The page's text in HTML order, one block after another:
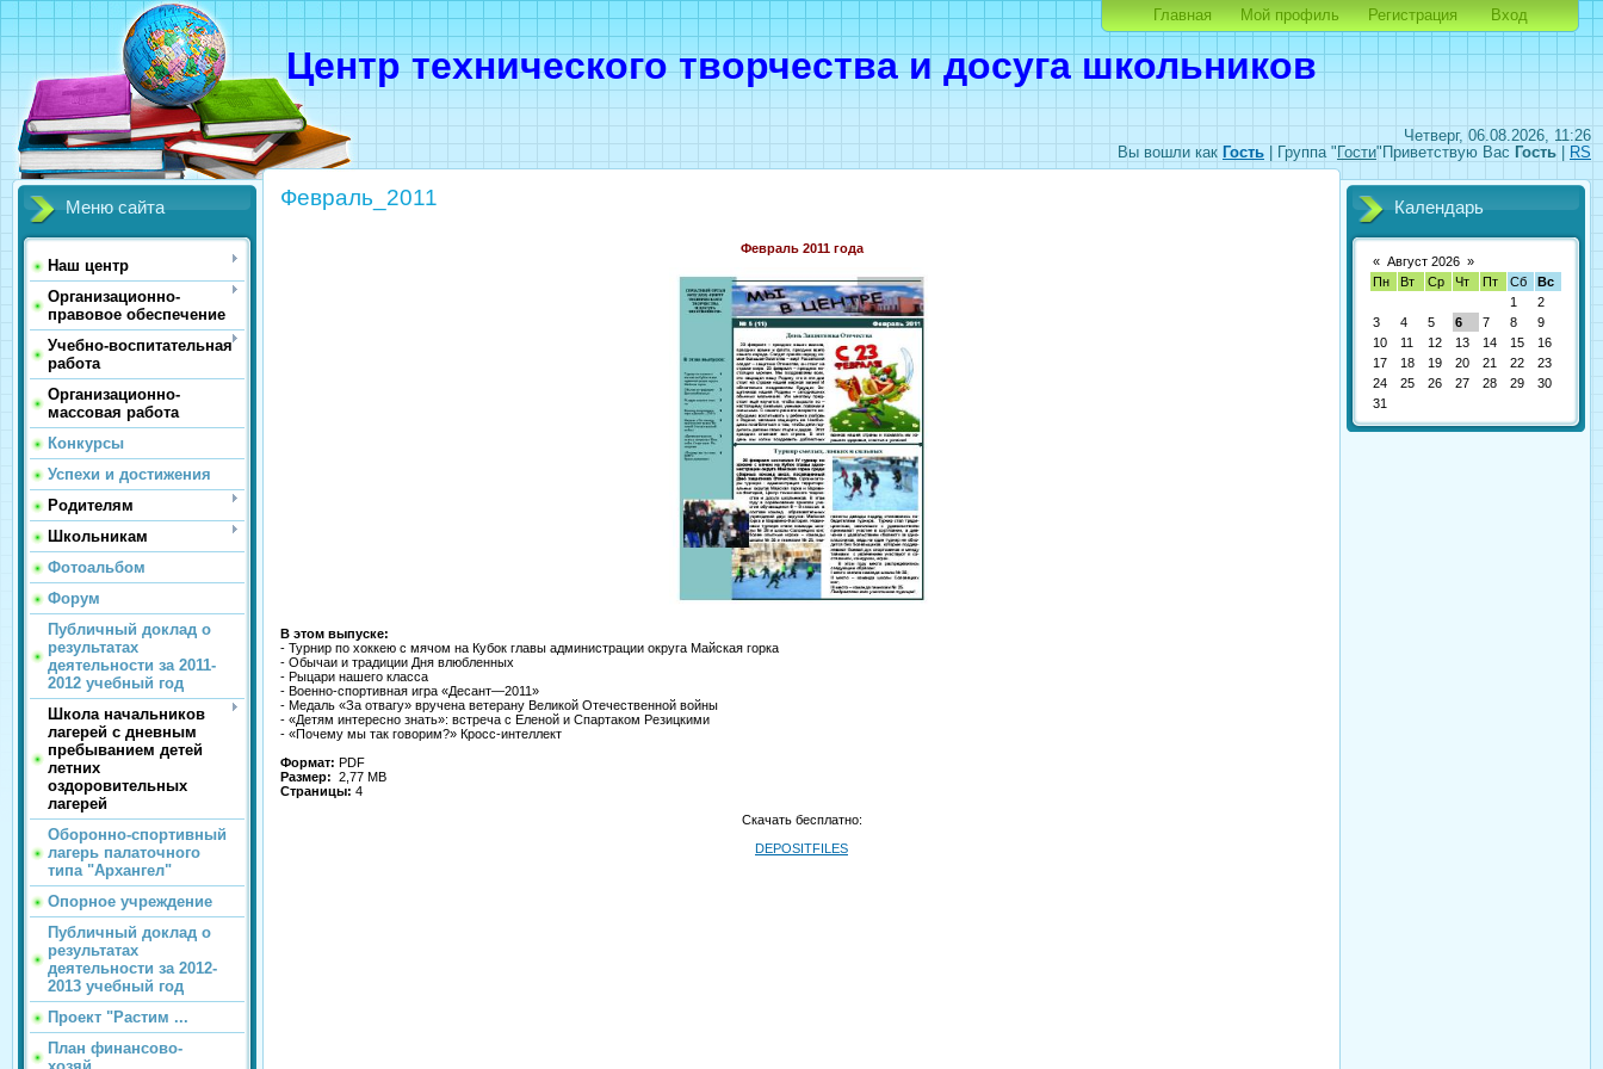
Четверг, 06.08.2026, 11:26
Вы вошли как Гость Группа" Гости" Приветствую Вас Гость RS
Главная Мой профиль Регистрация Вход
Центр технического творчества и досуга школьников
Меню сайта
Наш центр
Организационно-
правовое обеспечение
Учебно-воспитательная
работа
Организационно-
массовая работа
Конкурсы
Успехи и достижения
Родителям
Школьникам
Фотоальбом
Форум
Публичный доклад о
результатах
деятельности за 2011-
2012 учебный год
Школа начальников
лагерей с дневным
пребыванием детей
летних
оздоровительных
лагерей
Оборонно-спортивный
лагерь палаточного
типа "Архангел"
Опорное учреждение
Публичный доклад о
результатах
деятельности за 2012-
2013 учебный год
Проект "Растим ...
План финансово-
Февраль_2011
Февраль 2011 года
В этом выпуске:
- Турнир по хоккею с мячом на Кубок главы администрации округа Майская горка
- Обычаи и традиции Дня влюбленных
- Рыцари нашего класса
- Военно-спортивная игра «Десант—2011»
- Медаль «За отвагу» вручена ветерану Великой Отечественной войны
- «Детям интересно знать»: встреча с Еленой и Спартаком Резицкими
- «Почему мы так говорим?» Кросс-интеллект
Формат: PDF
Размер: 2,77 МВ
Страницы: 4
Скачать бесплатно:
DEPOSITFILES
Календарь
« Август 2026 »
Пн
Вт Ср Чт Пт Сб
Вс
1
2
3
4 5 6 7 8
9
10
11 12 13 14 15
16
17
18 19 20 21 22
23
24
25 26 27 28 29
30
31